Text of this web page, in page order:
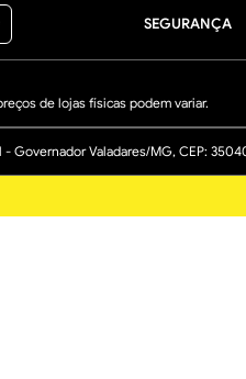
SEGURANÇA
de lojas físicas podem variar.
Governador Valadares/MG, CEP: